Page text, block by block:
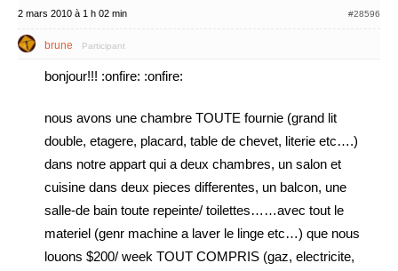
2 mars 2010 à 1 h 02 min #28596
brune Participant
bonjour!!! :onfire: :onfire:
nous avons une chambre TOUTE fournie (grand lit
double, etagere, placard, table de chevet, literie etc….)
dans notre appart qui a deux chambres, un salon et
cuisine dans deux pieces differentes, un balcon, une
salle-de bain toute repeinte/ toilettes……avec tout le
materiel (genr machine a laver le linge etc…) que nous
louons $200/ week TOUT COMPRIS (gaz, electricite,